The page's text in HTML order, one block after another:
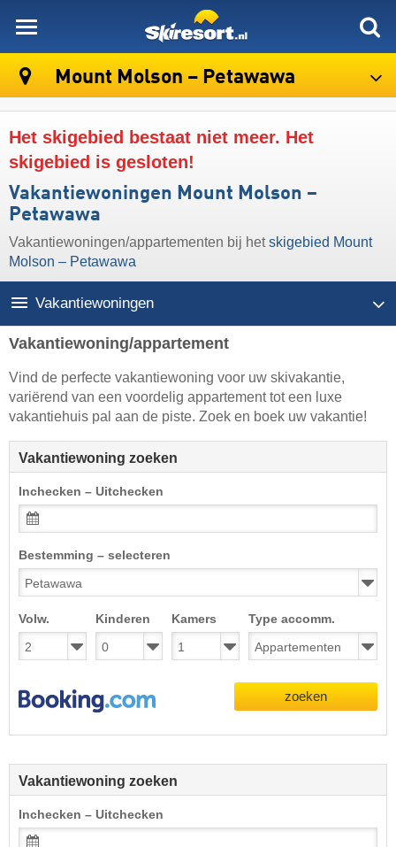
Mount Molson – Petawawa
Het skigebied bestaat niet meer. Het
skigebied is gesloten!
Vakantiewoningen Mount Molson –
Petawawa
Vakantiewoningen/appartementen bij hetskigebied Mount
Molson – Petawawa
Vakantiewoningen
Vakantiewoning/appartement
Vind de perfecte vakantiewoning voor uw skivakantie,
variërend van een voordelig appartement tot een luxe
vakantiehuis pal aan de piste. Zoek en boek uw vakantie!
Vakantiewoning zoeken
Inchecken – Uitchecken
Bestemming – selecteren
Volw. Kinderen Kamers Type accomm.
zoeken
Vakantiewoning zoeken
Inchecken – Uitchecken